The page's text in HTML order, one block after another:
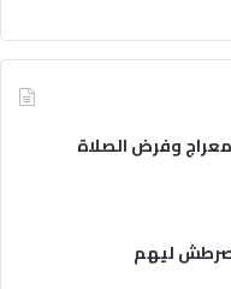
وفرض الصلاة
ليهم